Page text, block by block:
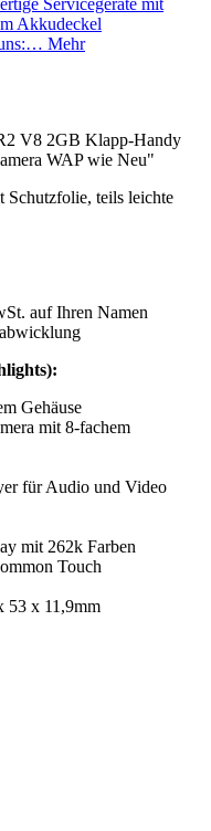
Akkudeckel
Mehr
V8 2GB Klapp-Handy
WAP wie Neu"
Schutzfolie, teils leichte
auf Ihren Namen
Gehäuse
mit 8-fachem
für Audio und Video
mit 262k Farben
Touch
53 x 11,9mm